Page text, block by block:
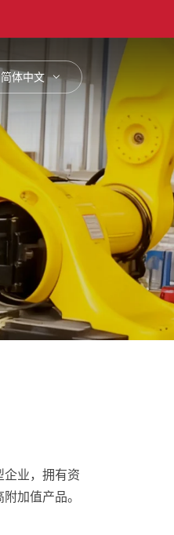
简体中文
企业，拥有资
加值产品。